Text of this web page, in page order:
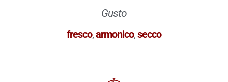
Gusto
fresco,armonico,secco